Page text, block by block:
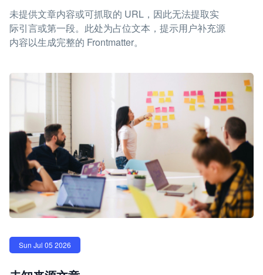
未提供文章内容或可抓取的 URL，因此无法提取实
际引言或第一段。此处为占位文本，提示用户补充源
内容以生成完整的 Frontmatter。
Sun Jul 05 2026